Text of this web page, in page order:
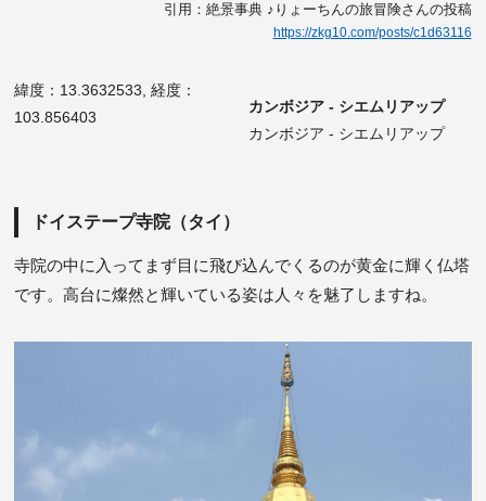
引用：絶景事典 ♪りょーちんの旅冒険さんの投稿
https://zkg10.com/posts/c1d63116
緯度：13.3632533, 経度：
103.856403
カンボジア - シエムリアップ
カンボジア - シエムリアップ
ドイステープ寺院（タイ）
寺院の中に入ってまず目に飛び込んでくるのが黄金に輝く仏塔
です。高台に燦然と輝いている姿は人々を魅了しますね。